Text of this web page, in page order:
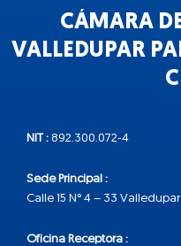
CÁMARA
VALLEDUPAR
NIT : 892.300.072-4
Sede Principal :
Calle 15 N° 4 – 33
Oficina Receptora :